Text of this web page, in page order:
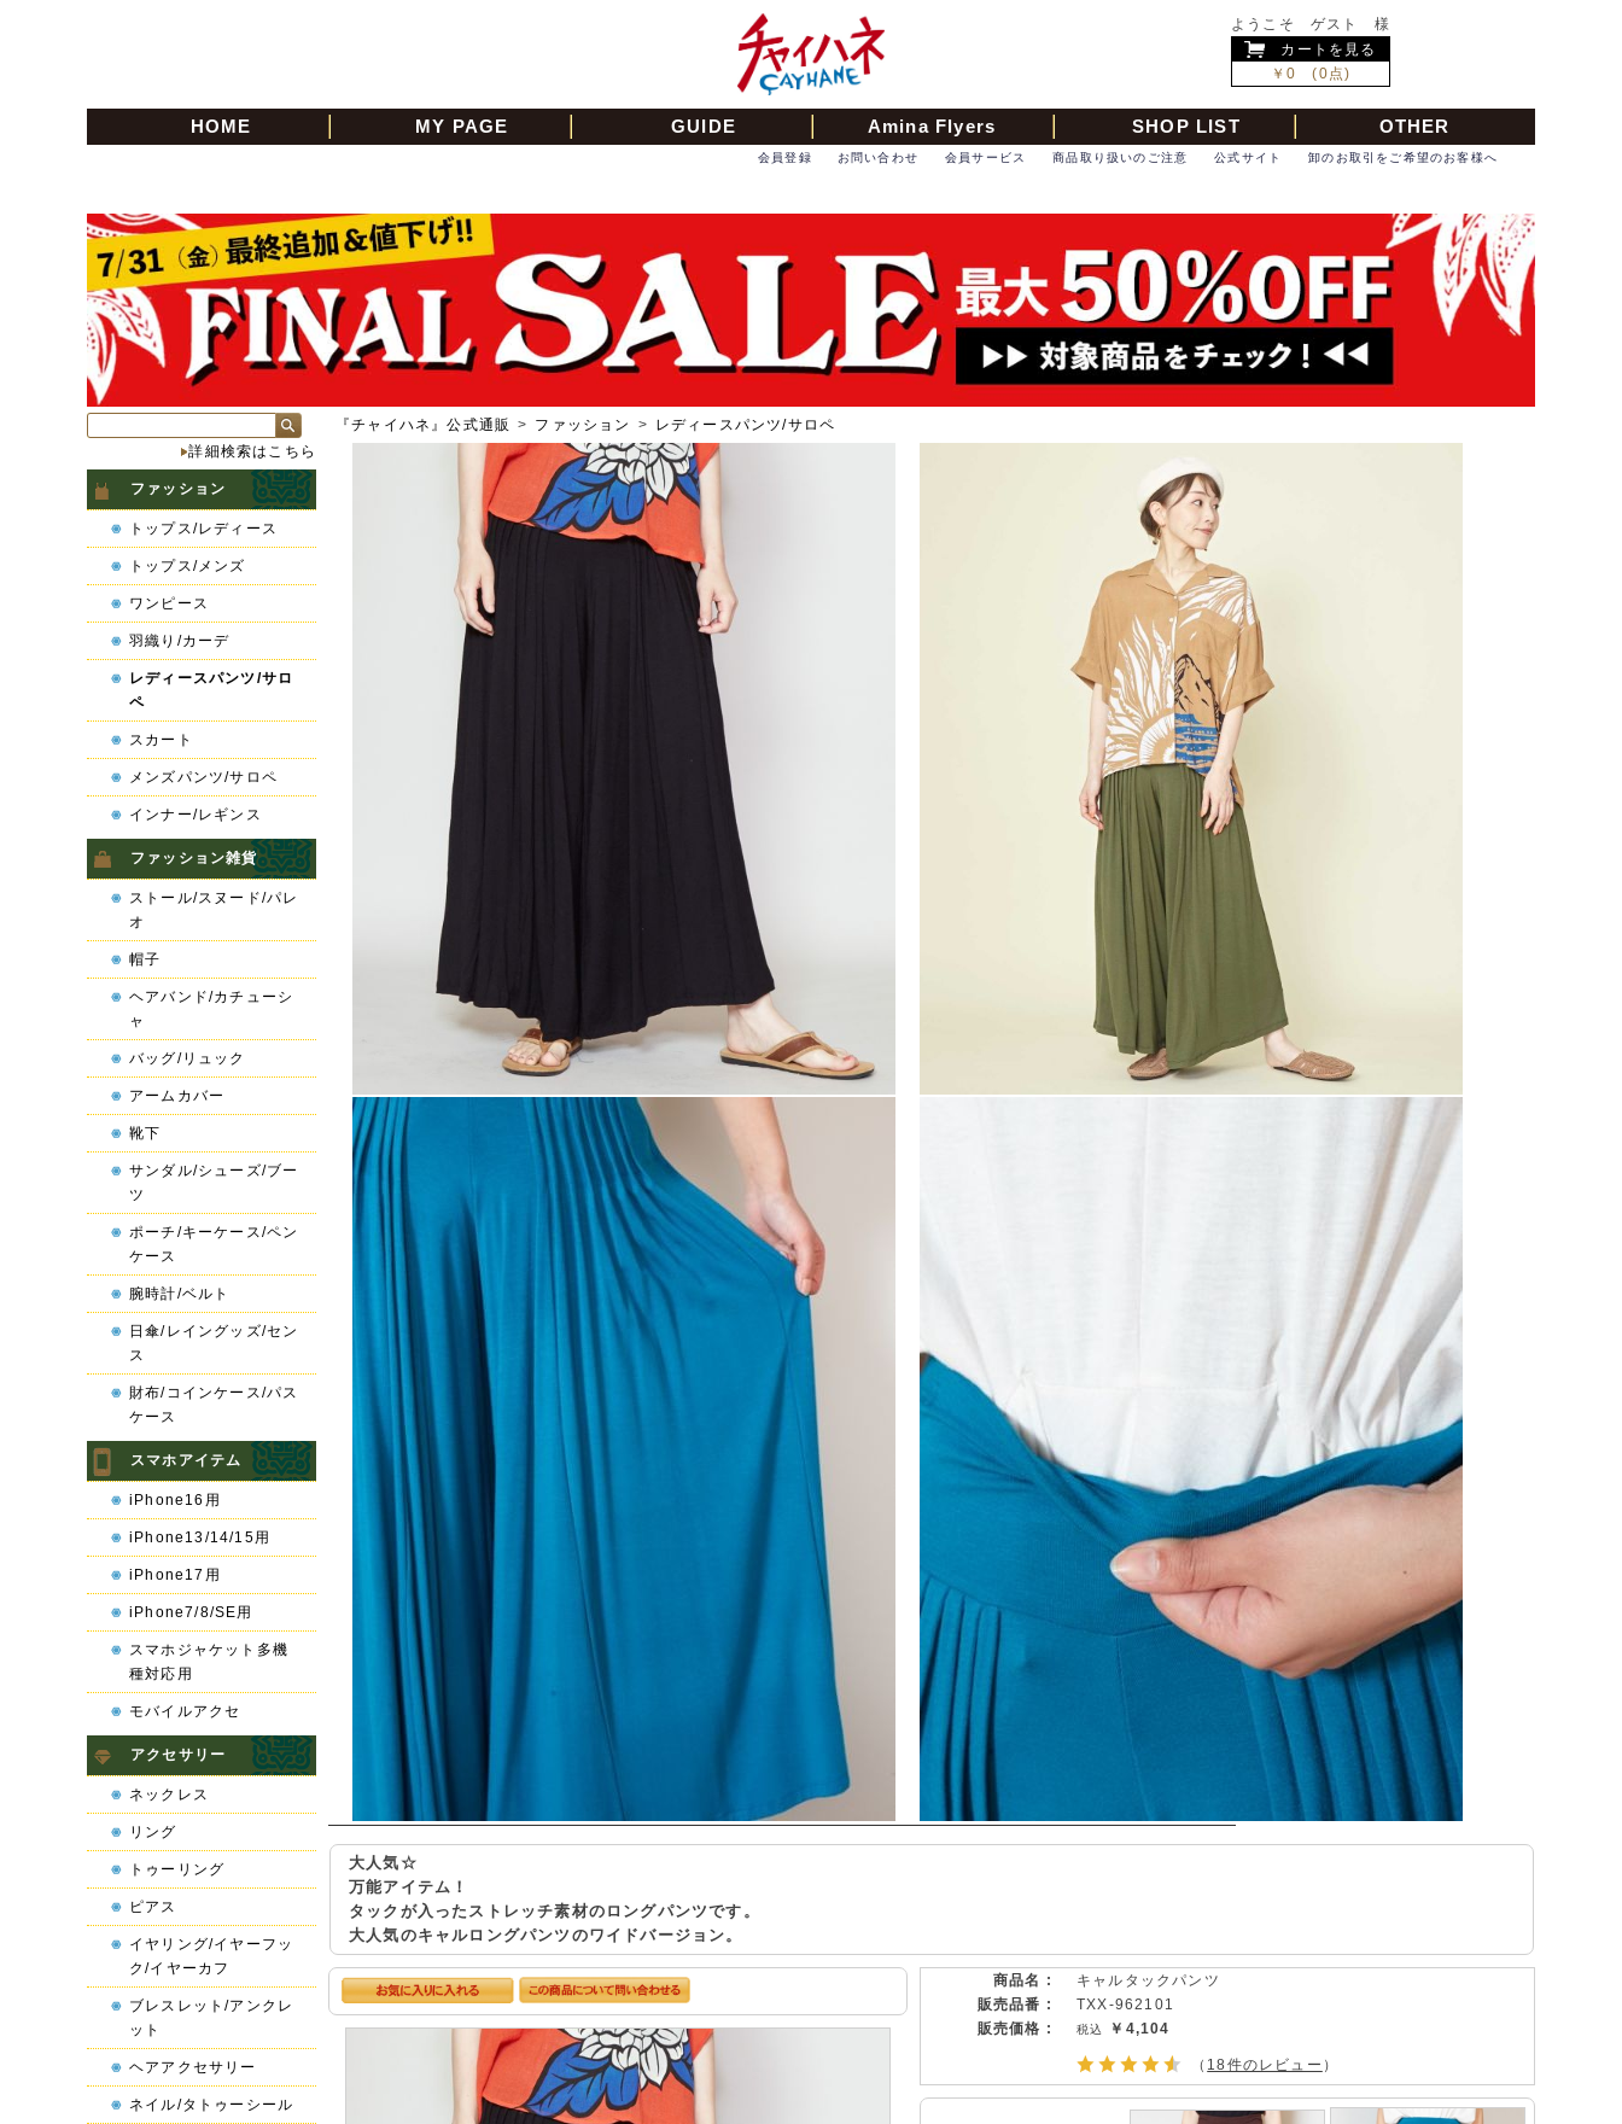
ようこそ ゲスト 様
カートを見る
￥0 (0点)
HOME MY PAGE GUIDE Amina Flyers SHOP LIST OTHER
卸のお取引をご希望のお客様へ
公式サイト
商品取り扱いのご注意
会員サービス
お問い合わせ
会員登録
『チャイハネ』公式通販 > ファッション > レディースパンツ/サロペ
大人気☆
万能アイテム！
タックが入ったストレッチ素材のロングパンツです。
大人気のキャルロングパンツのワイドバージョン。
商品名 :
キャルタックパンツ
販売品番 :
TXX-962101
販売価格 :
￥4,104
（ 18件のレビュー ）
詳細検索はこちら
ファッション
トップス/レディース
トップス/メンズ
ワンピース
羽織り/カーデ
レディースパンツ/サロ
ペ
スカート
メンズパンツ/サロペ
インナー/レギンス
ファッション雑貨
ストール/スヌード/パレ
オ
帽子
ヘアバンド/カチューシ
ャ
バッグ/リュック
アームカバー
靴下
サンダル/シューズ/ブー
ツ
ポーチ/キーケース/ペン
ケース
腕時計/ベルト
日傘/レイングッズ/セン
ス
財布/コインケース/パス
ケース
スマホアイテム
iPhone16用
iPhone13/14/15用
iPhone17用
iPhone7/8/SE用
スマホジャケット多機
種対応用
モバイルアクセ
アクセサリー
ネックレス
リング
トゥーリング
ピアス
イヤリング/イヤーフッ
ク/イヤーカフ
ブレスレット/アンクレ
ット
ヘアアクセサリー
ネイル/タトゥーシール